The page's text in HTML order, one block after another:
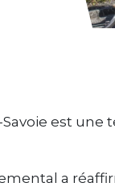
est
a